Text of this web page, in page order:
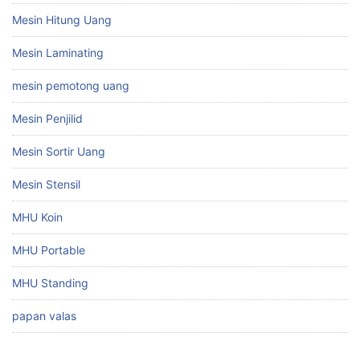
Mesin Hitung Uang
Mesin Laminating
mesin pemotong uang
Mesin Penjilid
Mesin Sortir Uang
Mesin Stensil
MHU Koin
MHU Portable
MHU Standing
papan valas